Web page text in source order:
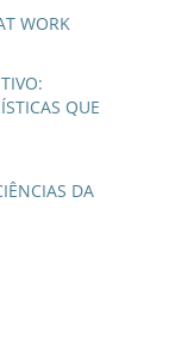
WORK
QUE
DA